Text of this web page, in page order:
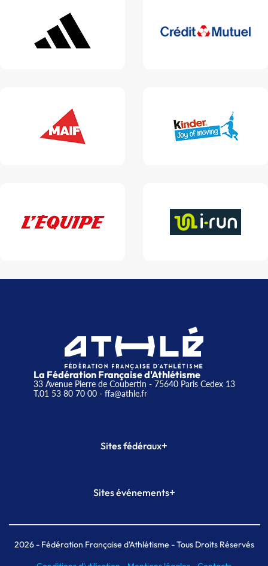
La Fédération Française d'Athlétisme
33 Avenue Pierre de Coubertin - 75640 Paris Cedex 13
T.01 53 80 70 00- ffa@athle.fr
Sites fédéraux+
Plateforme Formation
Sites événements+
Meeting de Paris indoor
MAIF Ekiden de Paris
2026- Fédération Française d'Athlétisme - Tous Droits Réservés